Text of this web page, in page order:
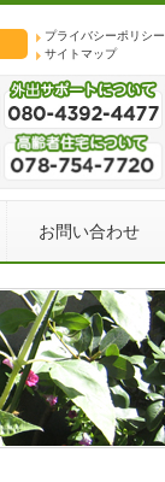
プライバシーポリシー
サイトマップ
お問い合わせ